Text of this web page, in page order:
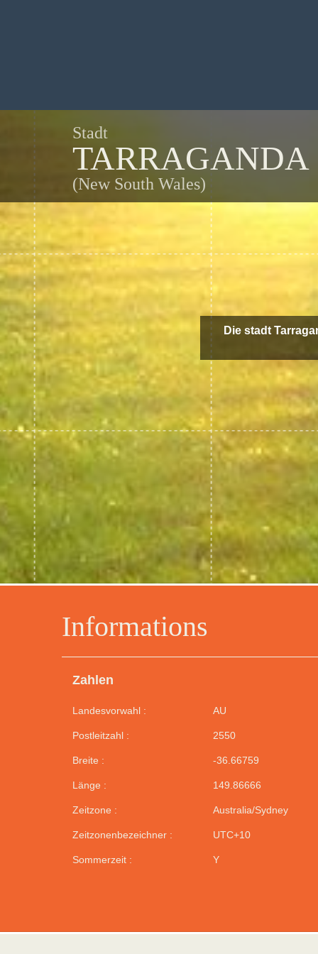
Stadt
TARRAGANDA
(New South Wales)
Informations
Zahlen
Landesvorwahl : AU
Postleitzahl : 2550
Breite : -36.66759
Länge : 149.86666
Zeitzone : Australia/Sydney
Zeitzonenbezeichner : UTC+10
Sommerzeit : Y
Die stadt